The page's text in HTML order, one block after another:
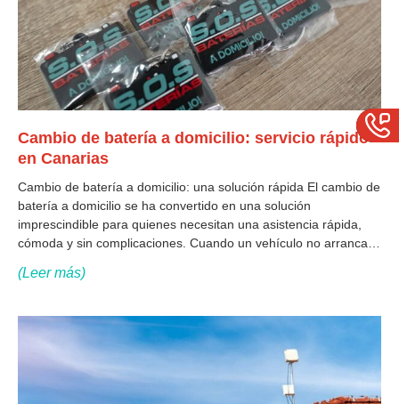
Cambio de batería a domicilio: servicio rápido
en Canarias
Cambio de batería a domicilio: una solución rápida El cambio de
batería a domicilio se ha convertido en una solución
imprescindible para quienes necesitan una asistencia rápida,
cómoda y sin complicaciones. Cuando un vehículo no arranca,
contar con un servicio que
(Leer más)